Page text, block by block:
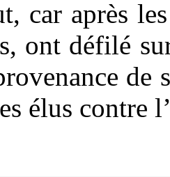
car après
ont défilé
de
élus contre